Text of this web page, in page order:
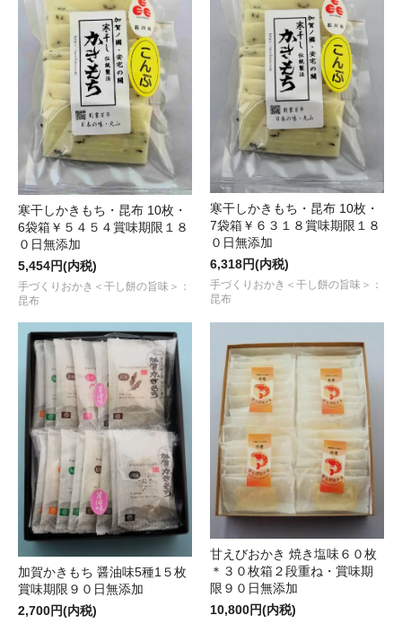
寒干しかきもち・昆布 10枚・
6袋箱￥５４５４賞味期限１８
０日無添加
5,454円(内税)
手づくりおかき＜干し餅の旨味＞：
昆布
寒干しかきもち・昆布 10枚・
7袋箱￥６３１８賞味期限１８
０日無添加
6,318円(内税)
手づくりおかき＜干し餅の旨味＞：
昆布
加賀かきもち 醤油味5種1５枚
賞味期限９０日無添加
2,700円(内税)
甘えびおかき 焼き塩味６０枚
＊３０枚箱２段重ね・賞味期
限９０日無添加
10,800円(内税)